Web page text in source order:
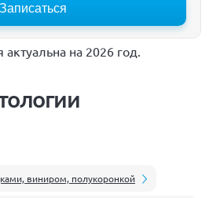
Записаться
на 2026 год.
виниром, полукоронкой